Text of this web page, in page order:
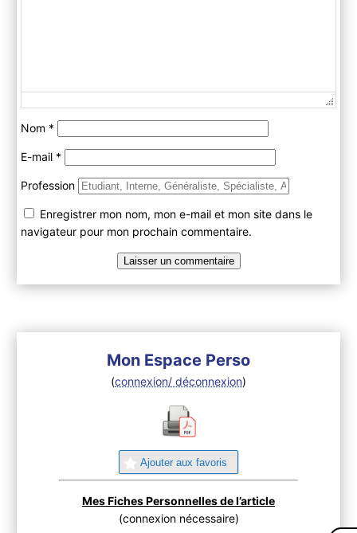
Nom *
E-mail *
Profession
Enregistrer mon nom, mon e-mail et mon site dans le
navigateur pour mon prochain commentaire.
Mon Espace Perso
(connexion/ déconnexion)
Ajouter aux favoris
Mes Fiches Personnelles de l’article
(connexion nécessaire)